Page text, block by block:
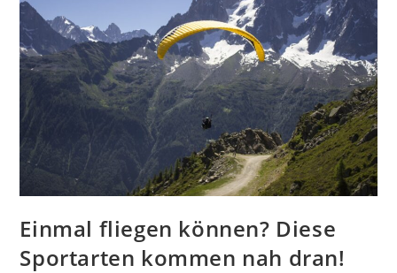
Einmal fliegen können? Diese
Sportarten kommen nah dran!